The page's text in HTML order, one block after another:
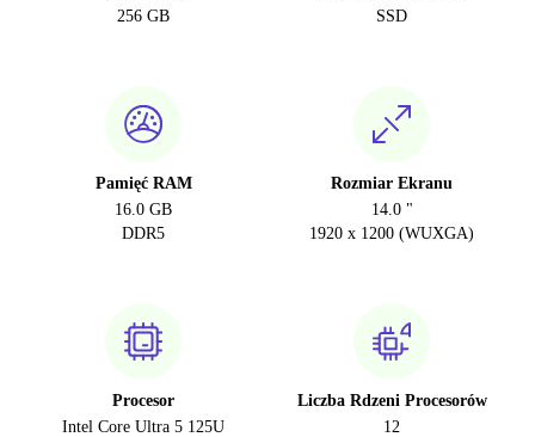
256 GB
SSD
Pamięć RAM
16.0 GB
DDR5
Rozmiar Ekranu
14.0 "
1920 x 1200 (WUXGA)
Procesor
Intel Core Ultra 5 125U
Liczba Rdzeni Procesorów
12